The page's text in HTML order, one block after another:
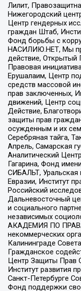
Лилит,
Нижегородский
Центр гендерных
граждан Штаб,
Фонд борьбы с
НАСИЛИЮ.НЕТ, Мы
действие, Открытый
Правовая
Ерушалаим, Центр
средств массовой
прав заключенных,
движений, Центр
Действие,
защиты прав
осужденным и их
Серебряная тайга,
Апрель, Самарская
Аналитический
Гагарина, Фонд
СИБАЛЬТ, Уральская
Евразии, Институт
Российский
Дальневосточный
и социального
независимых
АКАДЕМИЯ ПО
некоммерческих
Калининграде
Гражданское
Центр Защиты Прав
Институт развития
Санкт-Петербурге
Фонд поддержки